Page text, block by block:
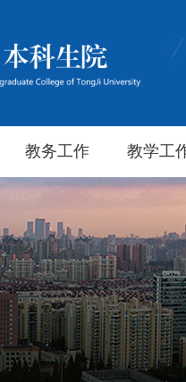
教务工作 教学工